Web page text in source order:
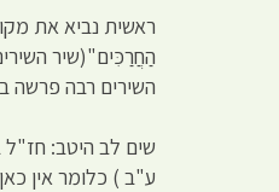
ראשית נביא את
השירים רבה פרשה
שים לב היטב: חז"ל
ע"ב ) כלומר אין